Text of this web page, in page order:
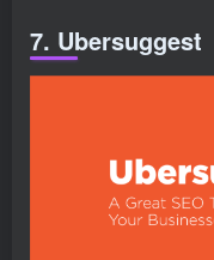
7. Ubersuggest